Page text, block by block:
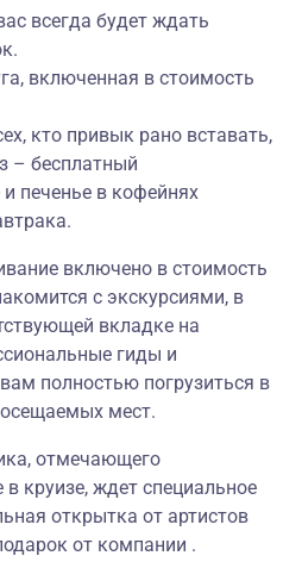
всегда будет ждать
включенная в стоимость
кто привык рано вставать,
– бесплатный
печенье в кофейнях
включено в стоимость
с экскурсиями, в
вкладке на
гиды и
полностью погрузиться в
мест.
отмечающего
круизе, ждет специальное
открытка от артистов
от компании .